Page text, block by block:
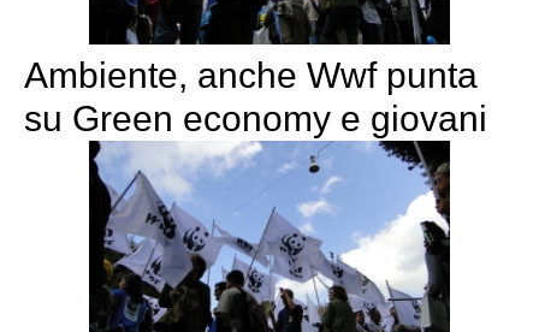
Ambiente, anche Wwf punta
su Green economy e giovani